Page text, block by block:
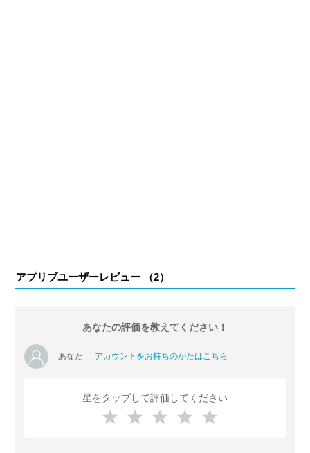
アプリブユーザーレビュー （2）
あなたの評価を教えてください！
あなた アカウントをお持ちのかたはこちら
星をタップして評価してください